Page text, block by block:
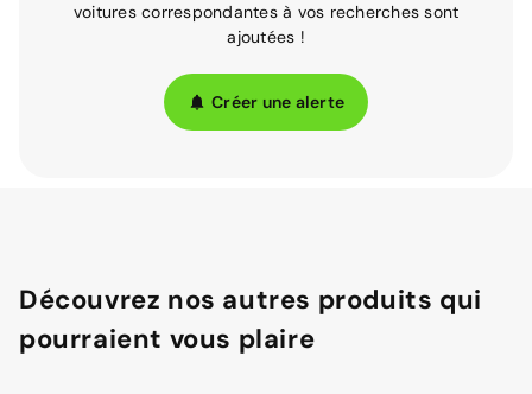
voitures correspondantes à vos recherches sont
ajoutées !
Créer une alerte
Découvrez nos autres produits qui
pourraient vous plaire